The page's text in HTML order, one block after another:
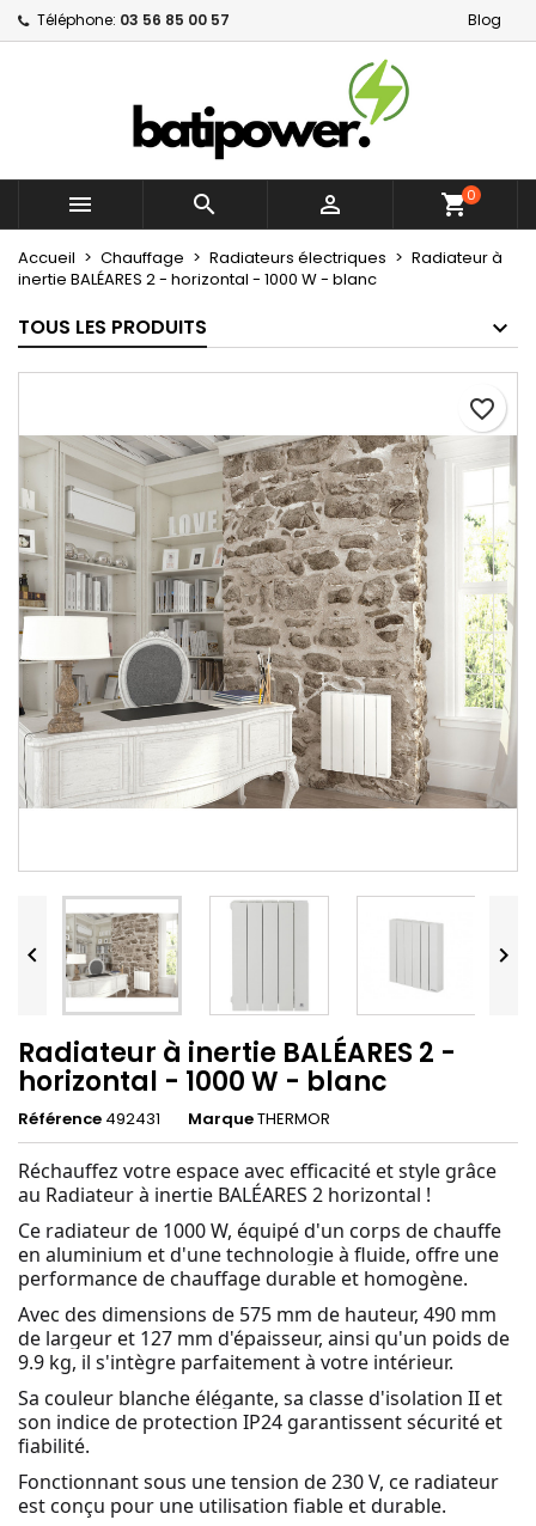
Téléphone: 03 56 85 00 57 Blog
   shopping_cart0
Accueil Chauffage Radiateurs électriques
Radiateur à
inertie BALÉARES 2 - horizontal - 1000 W - blanc
TOUS LES PRODUITS
favorite_border
 
Radiateur à inertie BALÉARES 2 -
horizontal - 1000 W - blanc
Référence 492431 MarqueTHERMOR
Réchauffez votre espace avec efficacité et style grâce
au Radiateur à inertie BALÉARES 2 horizontal !
Ce radiateur de 1000 W, équipé d'un corps de chauffe
en aluminium et d'une technologie à fluide, offre une
performance de chauffage durable et homogène.
Avec des dimensions de 575 mm de hauteur, 490 mm
de largeur et 127 mm d'épaisseur, ainsi qu'un poids de
9.9 kg, il s'intègre parfaitement à votre intérieur.
Sa couleur blanche élégante, sa classe d'isolation II et
son indice de protection IP24 garantissent sécurité et
fiabilité.
Fonctionnant sous une tension de 230 V, ce radiateur
est conçu pour une utilisation fiable et durable.
Mes listes d'envies ×
Créer une nouvelle liste
Créer une liste d'envies ×
Nom de la liste d'envies
Annuler Créer une liste d'envies
Connexion ×
Vous devez être connecté pour ajouter des produits
à votre liste d'envies.
Annuler Connexion